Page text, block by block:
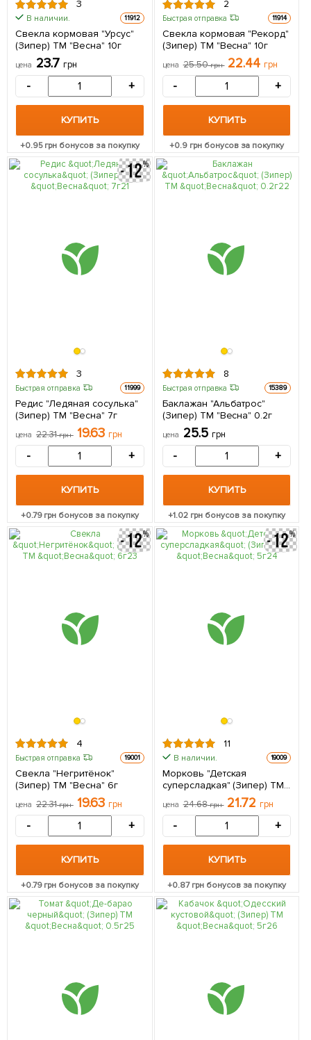
3
В наличии. 11912
Свекла кормовая "Урсус"
(Зипер) ТМ "Весна" 10г
цена 23.7 грн
- +
КУПИТЬ
+0.95грн бонусов за покупку
2
Быстрая отправка 11914
Свекла кормовая "Рекорд"
(Зипер) ТМ "Весна" 10г
цена 25.50грн 22.44 грн
- +
КУПИТЬ
+0.9грн бонусов за покупку
3
Быстрая отправка 11999
Редис "Ледяная сосулька"
(Зипер) ТМ "Весна" 7г
цена 22.31грн 19.63 грн
- +
КУПИТЬ
+0.79грн бонусов за покупку
8
Быстрая отправка 15389
Баклажан "Альбатрос"
(Зипер) ТМ "Весна" 0.2г
цена 25.5 грн
- +
КУПИТЬ
+1.02 грн бонусов за покупку
4
Быстрая отправка 19001
Свекла "Негритёнок"
(Зипер) ТМ "Весна" 6г
цена 22.31грн 19.63 грн
- +
КУПИТЬ
+0.79грн бонусов за покупку
11
В наличии. 19009
Морковь "Детская
суперсладкая" (Зипер) ТМ
цена 24.68грн 21.72 грн
- +
КУПИТЬ
+0.87грн бонусов за покупку